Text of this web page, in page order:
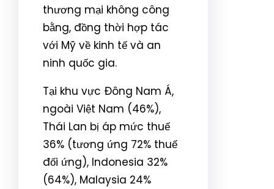
thương mại không công
bằng, đồng thời hợp tác
với Mỹ về kinh tế và an
ninh quốc gia.
Tại khu vực Đông Nam Á,
ngoài Việt Nam (46%),
Thái Lan bị áp mức thuế
36% (tương ứng 72% thuế
đối ứng), Indonesia 32%
(64%), Malaysia 24%